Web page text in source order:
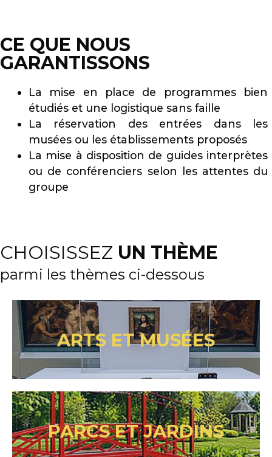
CE QUE NOUS
GARANTISSONS
La mise en place de programmes bien
étudiés et une logistique sans faille
La réservation des entrées dans les
musées ou les établissements proposés
La mise à disposition de guides interprètes
ou de conférenciers selon les attentes du
groupe
CHOISISSEZ UN THÈME
parmi les thèmes ci-dessous
ARTS ET MUSÉES
PARCS ET JARDINS